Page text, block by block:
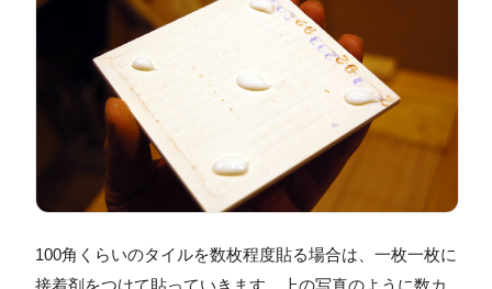
100角くらいのタイルを数枚程度貼る場合は、一枚一枚に